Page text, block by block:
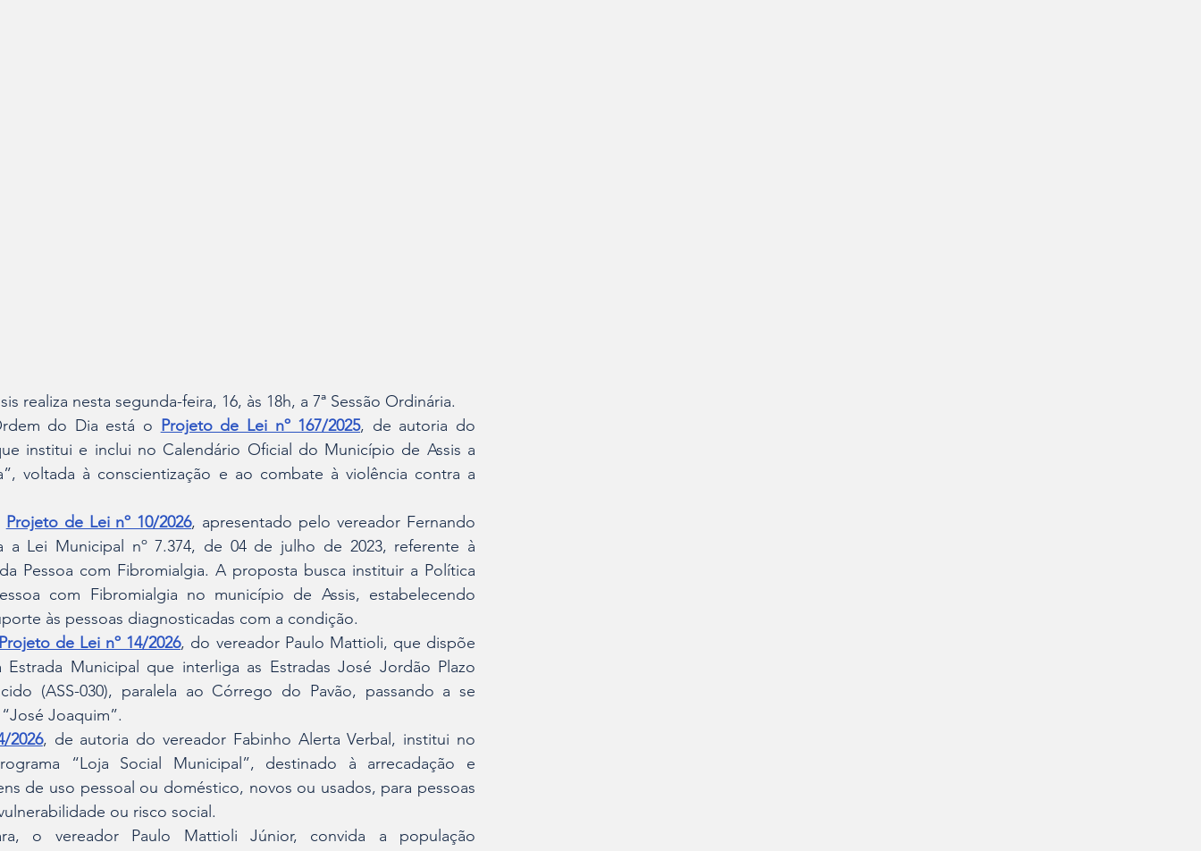
realiza nesta segunda-feira, 16, às 18h, a 7ª Sessão Ordinária.
do Dia está o Projeto de Lei nº 167/2025, de autoria do
institui e inclui no Calendário Oficial do Município de Assis a
voltada à conscientização e ao combate à violência contra a
Projeto de Lei nº 10/2026, apresentado pelo vereador Fernando
a Lei Municipal nº 7.374, de 04 de julho de 2023, referente à
Pessoa com Fibromialgia. A proposta busca instituir a Política
com Fibromialgia no município de Assis, estabelecendo
às pessoas diagnosticadas com a condição.
de Lei nº 14/2026, do vereador Paulo Mattioli, que dispõe
Municipal que interliga as Estradas José Jordão Plazo
(ASS-030), paralela ao Córrego do Pavão, passando a se
Joaquim”.
2026, de autoria do vereador Fabinho Alerta Verbal, institui no
“Loja Social Municipal”, destinado à arrecadação e
de uso pessoal ou doméstico, novos ou usados, para pessoas
ou risco social.
o vereador Paulo Mattioli Júnior, convida a população